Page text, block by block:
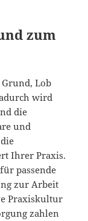
zum
Lob
wird
die
und
Ihrer Praxis.
passende
zur Arbeit
Praxiskultur
zahlen